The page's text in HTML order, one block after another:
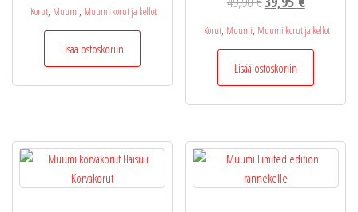
Korut, Muumi, Muumi korut ja kellot
Lisää ostoskoriin
hinta
oli:
49,90 €.
hinta
on:
Korut, Muumi, Muumi korut ja kellot
Lisää ostoskoriin